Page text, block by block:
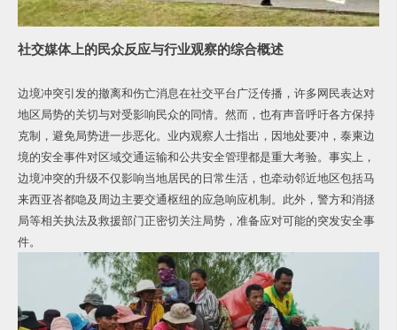
社交媒体上的民众反应与行业观察的综合概述
边境冲突引发的撤离和伤亡消息在社交平台广泛传播，许多网民表达对
地区局势的关切与对受影响民众的同情。然而，也有声音呼吁各方保持
克制，避免局势进一步恶化。业内观察人士指出，因地处要冲，泰柬边
境的安全事件对区域交通运输和公共安全管理都是重大考验。事实上，
边境冲突的升级不仅影响当地居民的日常生活，也牵动邻近地区包括马
来西亚峇都喼及周边主要交通枢纽的应急响应机制。此外，警方和消拯
局等相关执法及救援部门正密切关注局势，准备应对可能的突发安全事
件。